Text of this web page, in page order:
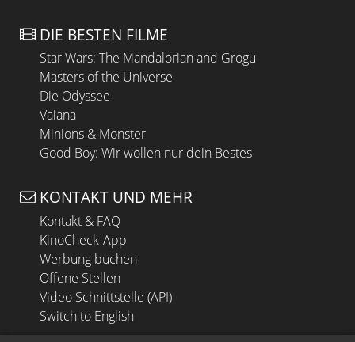
DIE BESTEN FILME
Star Wars: The Mandalorian and Grogu
Masters of the Universe
Die Odyssee
Vaiana
Minions & Monster
Good Boy: Wir wollen nur dein Bestes
KONTAKT UND MEHR
Kontakt & FAQ
KinoCheck-App
Werbung buchen
Offene Stellen
Video Schnittstelle (API)
Switch to English